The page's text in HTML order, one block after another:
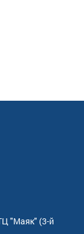
"Маяк" (3-й